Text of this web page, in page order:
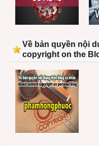
Về bản quyền nội
copyright on the